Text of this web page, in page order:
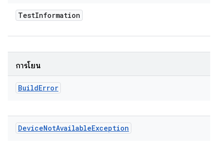
TestInformation
การโยน
BuildError
DeviceNotAvailableException